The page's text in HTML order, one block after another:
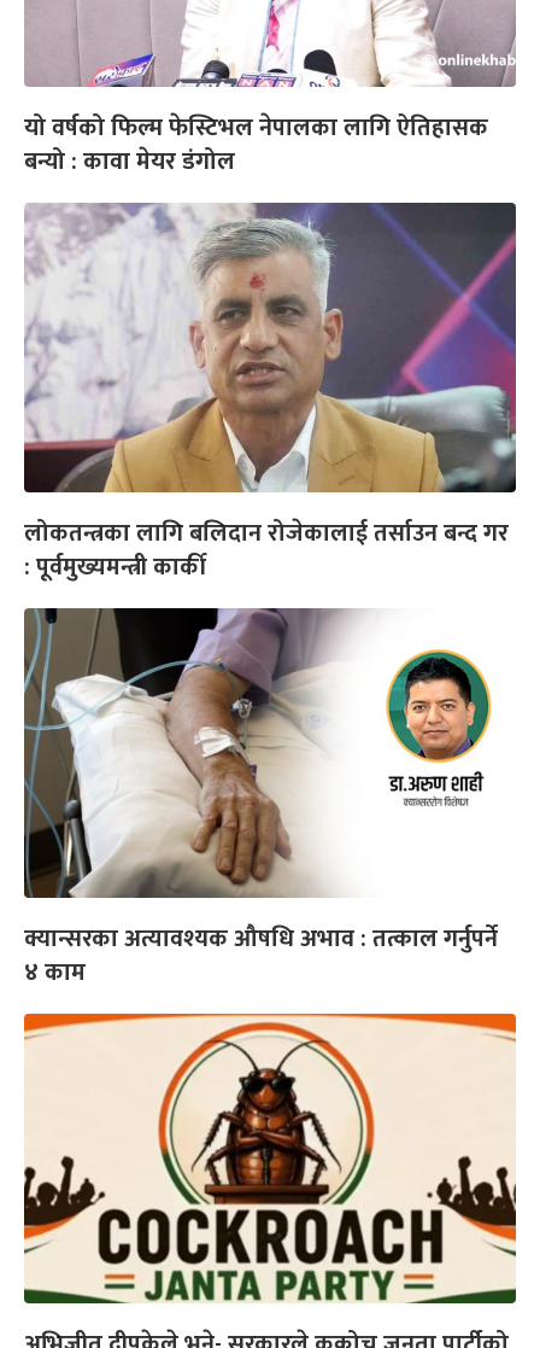
यो वर्षको फिल्म फेस्टिभल नेपालका लागि ऐतिहासक
बन्यो : कावा मेयर डंगोल
लोकतन्त्रका लागि बलिदान रोजेकालाई तर्साउन बन्द गर
: पूर्वमुख्यमन्त्री कार्की
क्यान्सरका अत्यावश्यक औषधि अभाव : तत्काल गर्नुपर्ने
४ काम